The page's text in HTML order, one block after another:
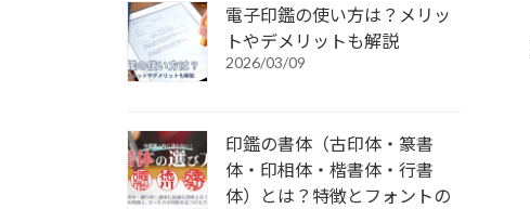
電子印鑑の使い方は？メリッ
トやデメリットも解説
2026/03/09
印鑑の書体（古印体・篆書
体・印相体・楷書体・行書
体）とは？特徴とフォントの